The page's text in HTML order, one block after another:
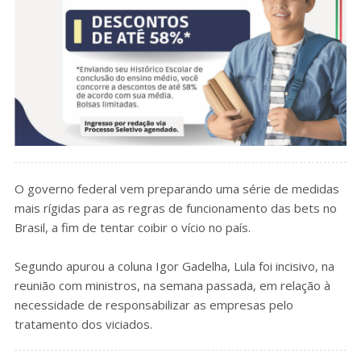
O governo federal vem preparando uma série de medidas
mais rígidas para as regras de funcionamento das bets no
Brasil, a fim de tentar coibir o vício no país.
Segundo apurou a coluna Igor Gadelha, Lula foi incisivo, na
reunião com ministros, na semana passada, em relação à
necessidade de responsabilizar as empresas pelo
tratamento dos viciados.